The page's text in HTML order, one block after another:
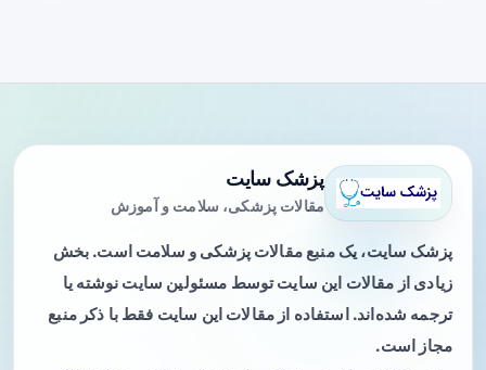
پزشک سایت
مقالات پزشکی، سلامت و آموزش
پزشک سایت، یک منبع مقالات پزشکی و سلامت است. بخش
زیادی از مقالات این سایت توسط مسئولین سایت نوشته یا
ترجمه شده‌اند. استفاده از مقالات این سایت فقط با ذکر منبع
مجاز است.